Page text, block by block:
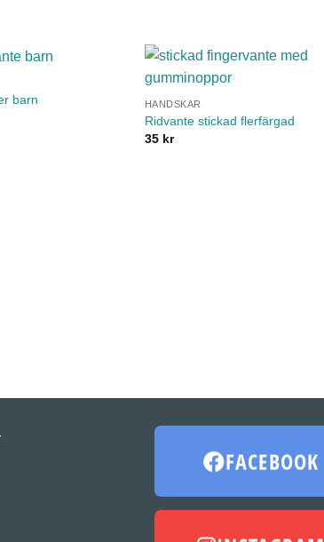
barn
HANDSKAR
Ridvante stickad flerfärgad
35 kr
FACEBOOK